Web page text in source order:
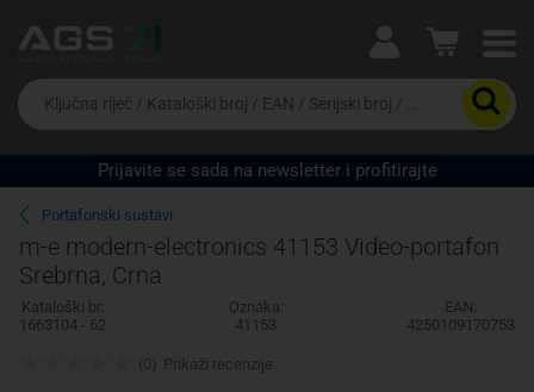
Ova postavka prilagođava asortiman proizvoda i
cijene vašim potrebama.
Da
biste
potražili
proizvod,
unesite
ključnu
riječ,
kataloški
broj,
EAN
ili
Prijavite se sada na newsletter i profitirajte
Portafonski sustavi
m-e modern-electronics 41153 Video-portafon
Srebrna, Crna
Kataloški br:
1663104 - 62
Oznaka:
41153
EAN:
4250109170753
(0) Prikaži recenzije